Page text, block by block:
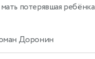
потерявшая ребёнка
Доронин